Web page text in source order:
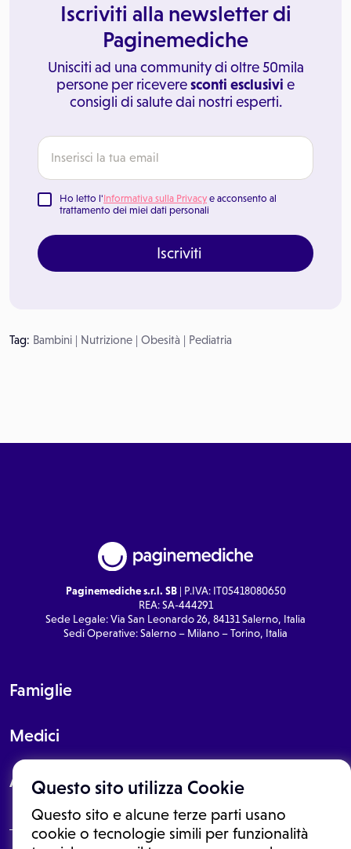
Questo sito utilizza Cookie
Questo sito e alcune terze parti usano
cookie o tecnologie simili per funzionalità
Iscriviti alla newsletter di
Paginemediche
Unisciti ad una community di oltre 50mila
persone per riceveresconti esclusivi e
consigli di salute dai nostri esperti.
Ho letto l'Informativa sulla Privacy e acconsento al
trattamento dei miei dati personali
Iscriviti
Tag: Bambini | Nutrizione | Obesità | Pediatria
Paginemediche s.r.l. SB| P.IVA: IT05418080650
REA: SA-444291
Sede Legale: Via San Leonardo 26, 84131 Salerno, Italia
Sedi Operative: Salerno – Milano – Torino, Italia
Famiglie
Medici
About